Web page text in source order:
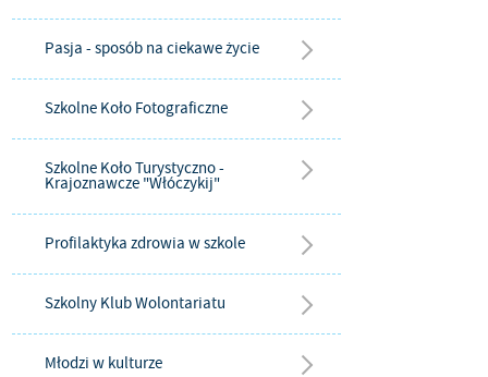
Pasja - sposób na ciekawe życie
Szkolne Koło Fotograficzne
Szkolne Koło Turystyczno -
Krajoznawcze "Włóczykij"
Profilaktyka zdrowia w szkole
Szkolny Klub Wolontariatu
Młodzi w kulturze